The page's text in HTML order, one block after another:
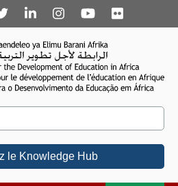
le Knowledge Hub